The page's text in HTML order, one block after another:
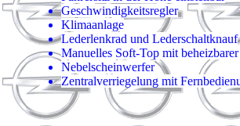
Geschwindigkeitsregler
Klimaanlage
Lederlenkrad und Lederschaltknauf
Manuelles Soft-Top mit
Nebelscheinwerfer
Zentralverriegelung mit